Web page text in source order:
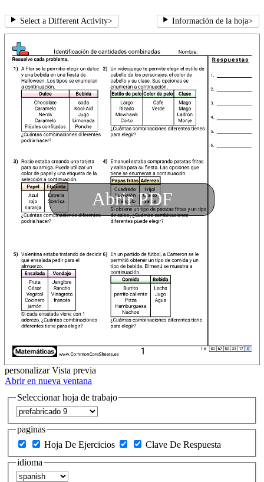
Select a Different Activity> Información de la hoja>
Abrir PDF
personalizar Vista previa
Abrir en nueva ventana
Seleccionar hoja de trabajo
paginas
Hoja De Ejercicios
Clave De Respuesta
idioma